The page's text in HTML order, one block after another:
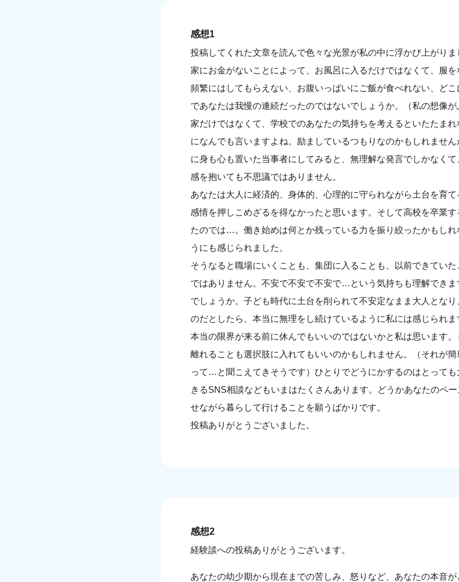
感想1
投稿してくれた文章を読んで色々な光景が私の中に浮かび上がりま
家にお金がないことによって、お風呂に入るだけではなくて、服
頻繁にはしてもらえない、お腹いっぱいにご飯が食べれない、ど
であなたは我慢の連続だったのではないでしょうか。（私の想像が
家だけではなくて、学校でのあなたの気持ちを考えるといたたま
になんでも言いますよね。励ましているつもりなのかもしれませ
に身も心も置いた当事者にしてみると、無理解な発言でしかなく
感を抱いても不思議ではありません。
あなたは大人に経済的、身体的、心理的に守られながら土台を育
感情を押しこめざるを得なかったと思います。そして高校を卒業
たのでは…。働き始めは何とか残っている力を振り絞ったかもし
うにも感じられました。
そうなると職場にいくことも、集団に入ることも、以前できてい
ではありません。不安で不安で不安で…という気持ちも理解でき
でしょうか。子ども時代に土台を削られて不安定なまま大人とな
のだとしたら、本当に無理をし続けているように私には感じられま
本当の限界が来る前に休んでもいいのではないかと私は思います
離れることも選択肢に入れてもいいのかもしれません。（それが
って…と聞こえてきそうです）ひとりでどうにかするのはとって
きるSNS相談などもいまはたくさんあります。どうかあなたのペ
せながら暮らして行けることを願うばかりです。
投稿ありがとうございました。
感想2
経験談への投稿ありがとうございます。
あなたの幼少期から現在までの苦しみ、怒りなど、あなたの本音